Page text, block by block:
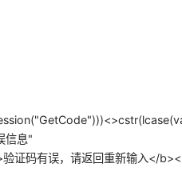
信息"
证码有误，请返回重新输入</